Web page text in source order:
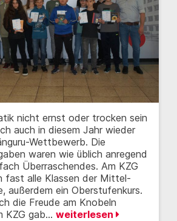
nicht ernst oder trocken sein
auch in diesem Jahr wieder
Wettbewerb. Die
waren wie üblich anregend
Überraschendes. Am KZG
fast alle Klassen der Mittel-
außerdem ein Oberstufenkurs.
die Freude am Knobeln
KZG gab… weiterlesen